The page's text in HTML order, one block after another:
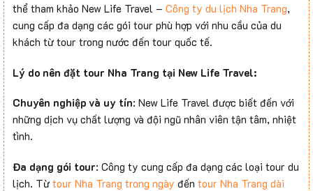
thể tham khảo New Life Travel – Công ty du lịch Nha Trang,
cung cấp đa dạng các gói tour phù hợp với nhu cầu của du
khách từ tour trong nước đến tour quốc tế.
Lý do nên đặt tour Nha Trang tại New Life Travel:
Chuyên nghiệp và uy tín: New Life Travel được biết đến với
những dịch vụ chất lượng và đội ngũ nhân viên tận tâm, nhiệt
tình.
Đa dạng gói tour: Công ty cung cấp đa dạng các loại tour du
lịch. Từ tour Nha Trang trong ngày đến tour Nha Trang dài